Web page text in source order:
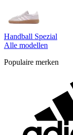
Handball Spezial
Alle modellen
Populaire merken